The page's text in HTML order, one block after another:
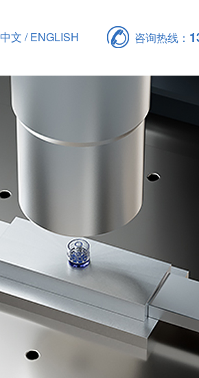
中文 / ENGLISH 咨询热线：